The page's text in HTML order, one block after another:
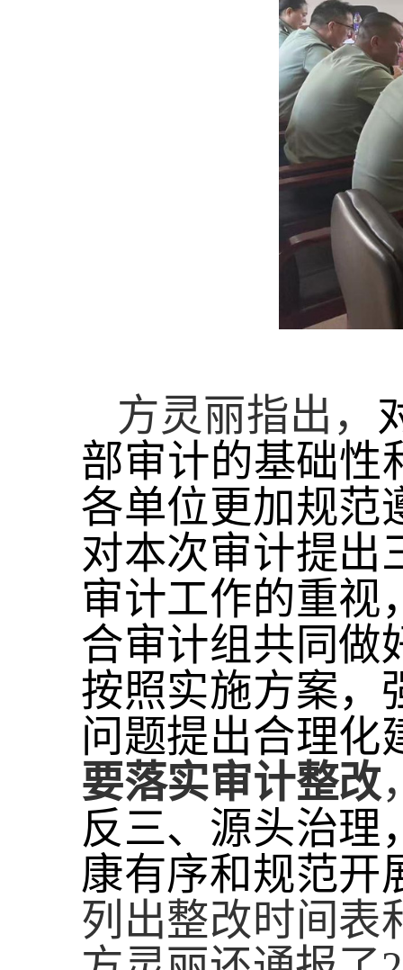
方灵丽指出，
部审计的基础性
各单位更加规范
对本次审计提出
审计工作的重视
合审计组共同做
按照实施方案，
问题提出合理化
要落实审计整改
反三、源头治理
康有序和规范开
列出整改时间表